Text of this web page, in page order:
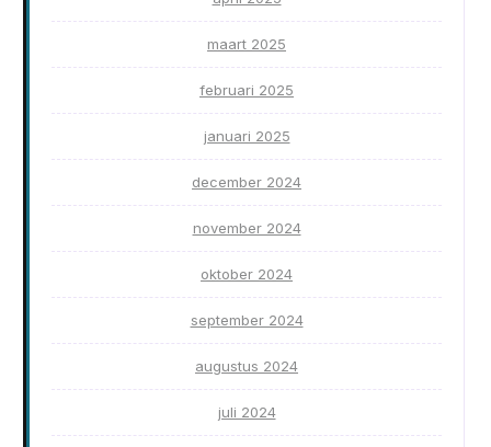
maart 2025
februari 2025
januari 2025
december 2024
november 2024
oktober 2024
september 2024
augustus 2024
juli 2024